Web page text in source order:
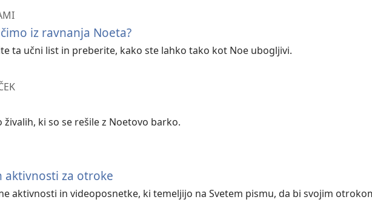
iz ravnanja Noeta?
ta učni list in preberite, kako ste lahko tako kot Noe ubogljivi.
ki so se rešile z Noetovo barko.
aktivnosti za otroke
aktivnosti in videoposnetke, ki temeljijo na Svetem pismu, da bi svojim